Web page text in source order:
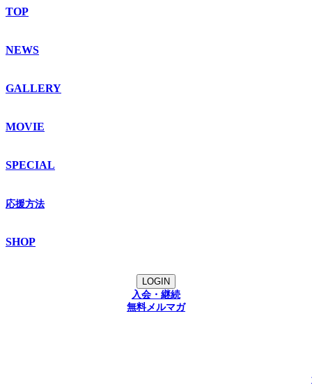
TOP
NEWS
GALLERY
MOVIE
SPECIAL
応援方法
SHOP
LOGIN
入会・継続
無料メルマガ